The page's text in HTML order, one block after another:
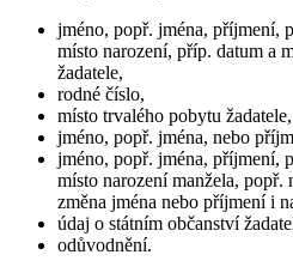
jméno, popř. jména, příjmení,
místo narození, příp. datum a
žadatele,
rodné číslo,
místo trvalého pobytu
jméno, popř. jména, nebo
jméno, popř. jména, příjmení,
místo narození manžela,
změna jména nebo příjmení i
údaj o státním občanství
odůvodnění.